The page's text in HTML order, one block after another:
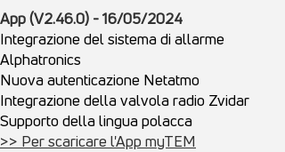
App (V2.46.0) - 16/05/2024
Integrazione del sistema di allarme
Alphatronics
Nuova autenticazione Netatmo
Integrazione della valvola radio Zvidar
Supporto della lingua polacca
>> Per scaricare l'App myTEM